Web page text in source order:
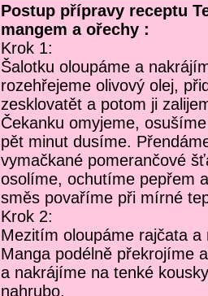
Postup přípravy receptu
mangem a ořechy :
Krok 1:
Šalotku oloupáme a
rozehřejeme olivový olej,
zesklovatět a potom ji
Čekanku omyjeme,
pět minut dusíme.
vymačkané pomerančové
osolíme, ochutíme pepřem
směs povaříme při mírné
Krok 2:
Mezitím oloupáme rajčata
Manga podélně překrojíme
a nakrájíme na tenké
nahrubo.